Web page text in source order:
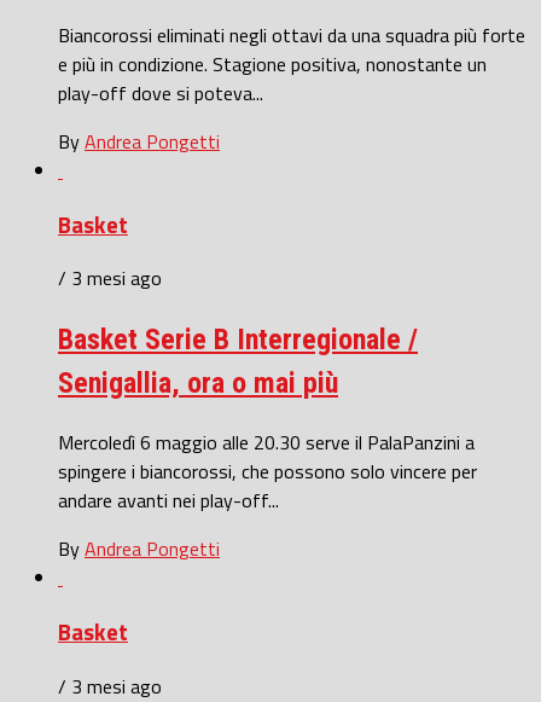
Biancorossi eliminati negli ottavi da una squadra più forte
e più in condizione. Stagione positiva, nonostante un
play-off dove si poteva...
ByAndrea Pongetti
Basket
/ 3 mesi ago
Basket Serie B Interregionale /
Senigallia, ora o mai più
Mercoledì 6 maggio alle 20.30 serve il PalaPanzini a
spingere i biancorossi, che possono solo vincere per
andare avanti nei play-off...
ByAndrea Pongetti
Basket
/ 3 mesi ago